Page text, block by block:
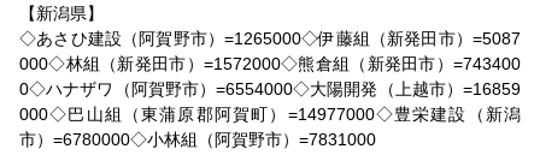
【新潟県】
◇あさひ建設（阿賀野市）=1265000◇伊藤組（新発田市）=5087
000◇林組（新発田市）=1572000◇熊倉組（新発田市）=743400
0◇ハナザワ（阿賀野市）=6554000◇大陽開発（上越市）=16859
000◇巴山組（東蒲原郡阿賀町）=14977000◇豊栄建設（新潟
市）=6780000◇小林組（阿賀野市）=7831000